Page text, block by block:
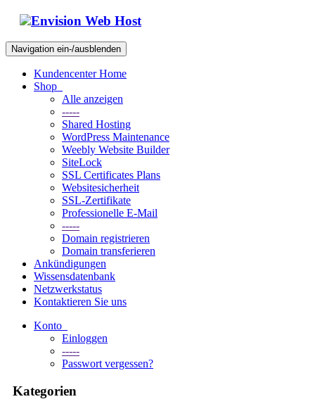
Envision Web Host
Navigation ein-/ausblenden
Kundencenter Home
Shop
Alle anzeigen
-----
Shared Hosting
WordPress Maintenance
Weebly Website Builder
SiteLock
SSL Certificates Plans
Websitesicherheit
SSL-Zertifikate
Professionelle E-Mail
-----
Domain registrieren
Domain transferieren
Ankündigungen
Wissensdatenbank
Netzwerkstatus
Kontaktieren Sie uns
Konto
Einloggen
-----
Passwort vergessen?
Kategorien